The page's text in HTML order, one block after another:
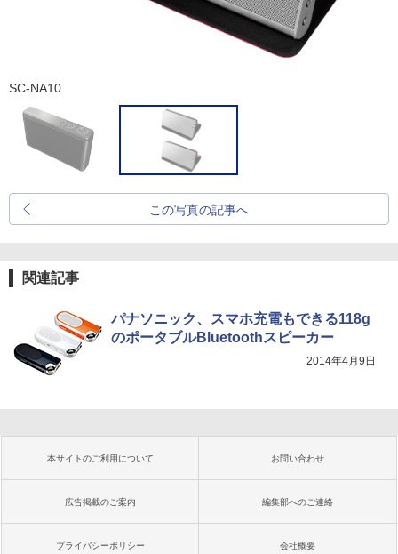
SC-NA10
この写真の記事へ
関連記事
パナソニック、スマホ充電もできる118g
のポータブルBluetoothスピーカー
2014年4月9日
本サイトのご利用について お問い合わせ
広告掲載のご案内 編集部へのご連絡
プライバシーポリシー 会社概要